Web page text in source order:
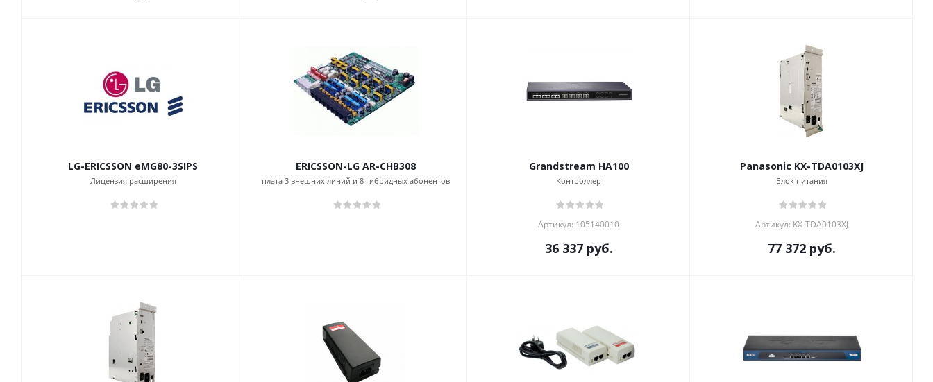
LG-ERICSSON eMG80-3SIPS
Лицензия расширения
ERICSSON-LG AR-CHB308
плата 3 внешних линий и 8 гибридных абонентов
Grandstream HA100
Контроллер
Артикул: 105140010
36 337руб.
Panasonic KX-TDA0103XJ
Блок питания
Артикул: KX-TDA0103XJ
77 372руб.